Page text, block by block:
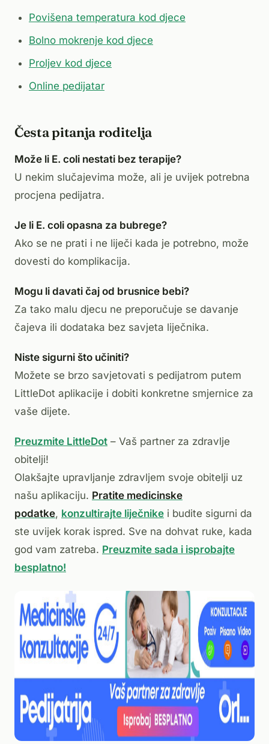
Povišena temperatura kod djece
Bolno mokrenje kod djece
Proljev kod djece
Online pedijatar
Česta pitanja roditelja
Može li E. coli nestati bez terapije?
U nekim slučajevima može, ali je uvijek potrebna
procjena pedijatra.
Je li E. coli opasna za bubrege?
Ako se ne prati i ne liječi kada je potrebno, može
dovesti do komplikacija.
Mogu li davati čaj od brusnice bebi?
Za tako malu djecu ne preporučuje se davanje
čajeva ili dodataka bez savjeta liječnika.
Niste sigurni što učiniti?
Možete se brzo savjetovati s pedijatrom putem
LittleDot aplikacije i dobiti konkretne smjernice za
vaše dijete.
Preuzmite LittleDot – Vaš partner za zdravlje
obitelji!
Olakšajte upravljanje zdravljem svoje obitelji uz
našu aplikaciju. Pratite medicinske
podatke, konzultirajte liječnike i budite sigurni da
ste uvijek korak ispred. Sve na dohvat ruke, kada
god vam zatreba. Preuzmite sada i isprobajte
besplatno!